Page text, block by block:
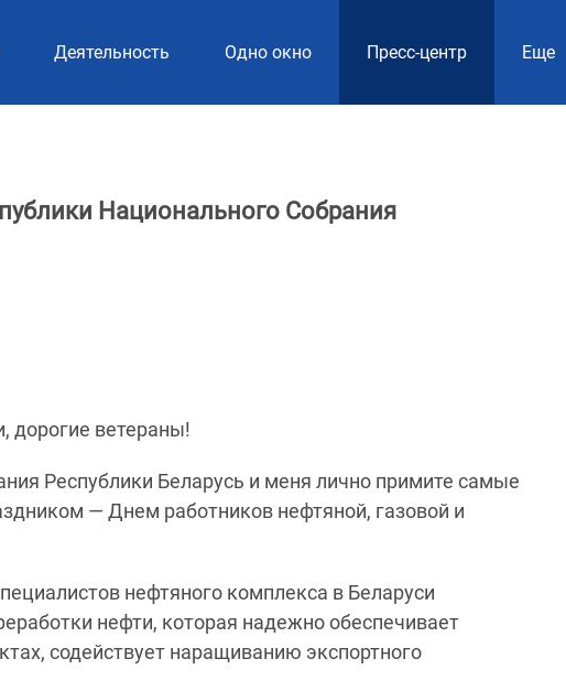
Деятельность Одно окно Пресс-центр Еще
Национального Собрания
дорогие ветераны!
Республики Беларусь и меня лично примите самые
— Днем работников нефтяной, газовой и
нефтяного комплекса в Беларуси
нефти, которая надежно обеспечивает
содействует наращиванию экспортного